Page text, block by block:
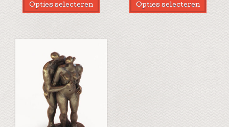
Opties selecteren Opties selecteren